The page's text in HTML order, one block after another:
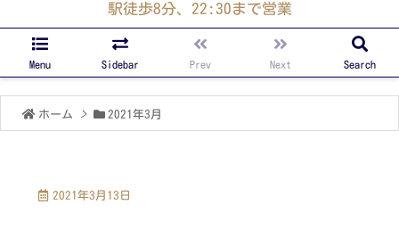
駅徒歩8分、22:30まで営業
Menu Sidebar Prev Next Search
ホーム > 2021年3月
2021年3月13日